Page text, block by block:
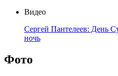
Видео
Сергей Пантелеев: День
ночь
Фото